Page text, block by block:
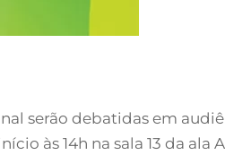
serão debatidas em
às 14h na sala 13 da ala